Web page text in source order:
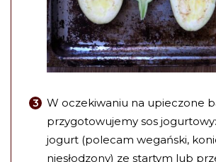
W oczekiwaniu na upieczone
przygotowujemy sos
jogurt (polecam wegański,
niesłodzony) ze startym lub